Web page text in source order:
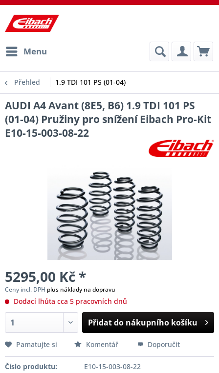
Menu
Přehled 1.9 TDI 101 PS (01-04)
AUDI A4 Avant (8E5, B6) 1.9 TDI 101 PS
(01-04) Pružiny pro snížení Eibach Pro-Kit
E10-15-003-08-22
5295,00 Kč *
Ceny incl. DPH plus náklady na dopravu
Dodací lhůta cca 5 pracovních dnů
Přidat do nákupního košíku
Pamatujte si Komentář Doporučit
Číslo produktu:
E10-15-003-08-22